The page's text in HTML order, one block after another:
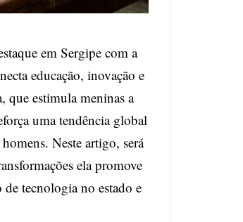
em Sergipe com a
educação, inovação e
que estimula meninas a
uma tendência global
Neste artigo, será
ela promove
tecnologia no estado e